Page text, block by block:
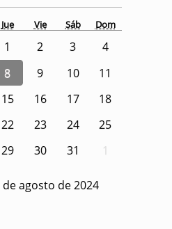
Jue Vie Sáb Dom
1 2 3
4
8 9 10
11
15 16 17
18
22 23 24
25
29 30 31 1
agosto de 2024